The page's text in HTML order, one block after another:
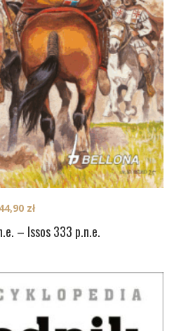
– Issos 333 p.n.e.
44,90 zł